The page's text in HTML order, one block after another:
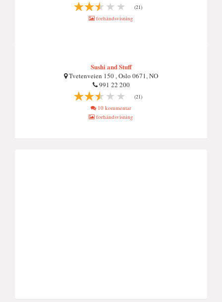
(21)
forhåndsvisning
Sushi and Stuff
Tvetenveien 150 , Oslo 0671, NO
991 22 200
(21)
10 kommentar
forhåndsvisning